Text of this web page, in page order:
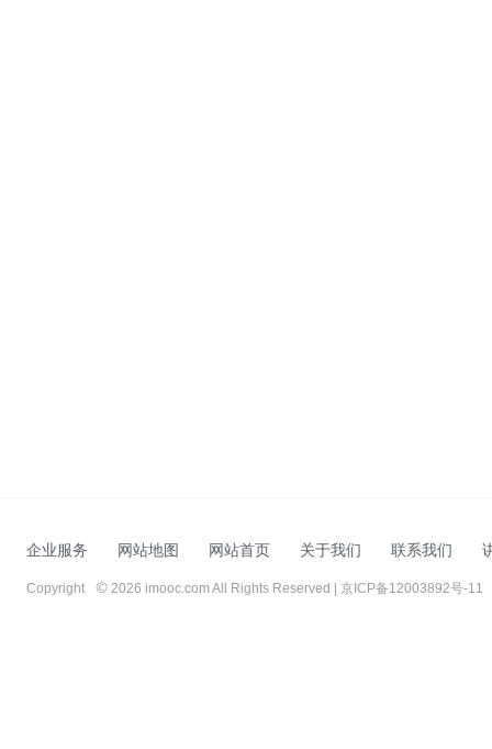
企业服务 网站地图 网站首页 关于我们 联系我们
Copyright 2026 imooc.com All Rights Reserved | 京ICP备12003892号-11